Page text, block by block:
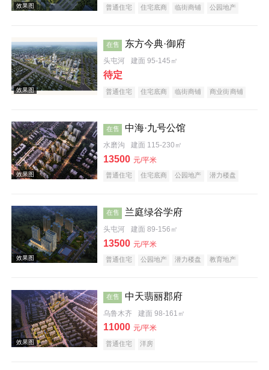
效果图
普通住宅 住宅底商 临街商铺
公园地产
效果图
在售 东方今典·御府
头屯河 建面 95-145㎡
待定
普通住宅 住宅底商 临街商铺
商业街商铺
在售 中海·九号公馆
水磨沟 建面 115-230㎡
13500 元/平米
普通住宅 住宅底商 公园地产 潜力楼盘
在售 兰庭绿谷学府
头屯河 建面 89-156㎡
13500 元/平米
普通住宅 公园地产 潜力楼盘 教育地产
在售 中天翡丽郡府
乌鲁木齐 建面 98-161㎡
11000 元/平米
普通住宅 洋房